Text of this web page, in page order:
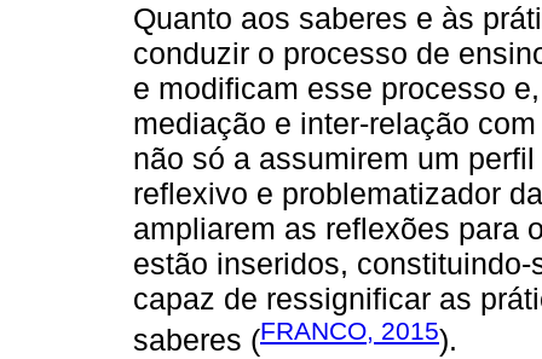
Quanto aos saberes e às
conduzir o processo de
e modificam esse processo
mediação e inter-relação
não só a assumirem um
reflexivo e problematizador
ampliarem as reflexões para
estão inseridos,
capaz de ressignificar as
saberes (FRANCO, 2015).